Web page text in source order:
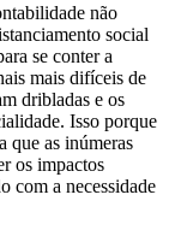
não
social
se conter a
mais difíceis de
dribladas e os
Isso porque
que as inúmeras
os impactos
com a necessidade